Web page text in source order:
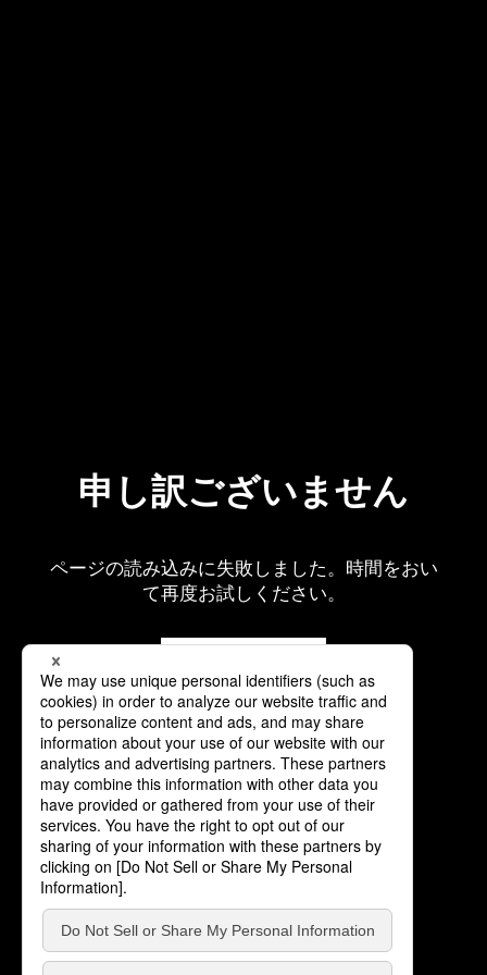
申し訳ございません
ページの読み込みに失敗しました。時間をおい
て再度お試しください。